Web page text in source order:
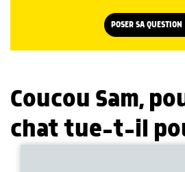
POSER SA QUESTION
Coucou Sam,
chat tue-t-il